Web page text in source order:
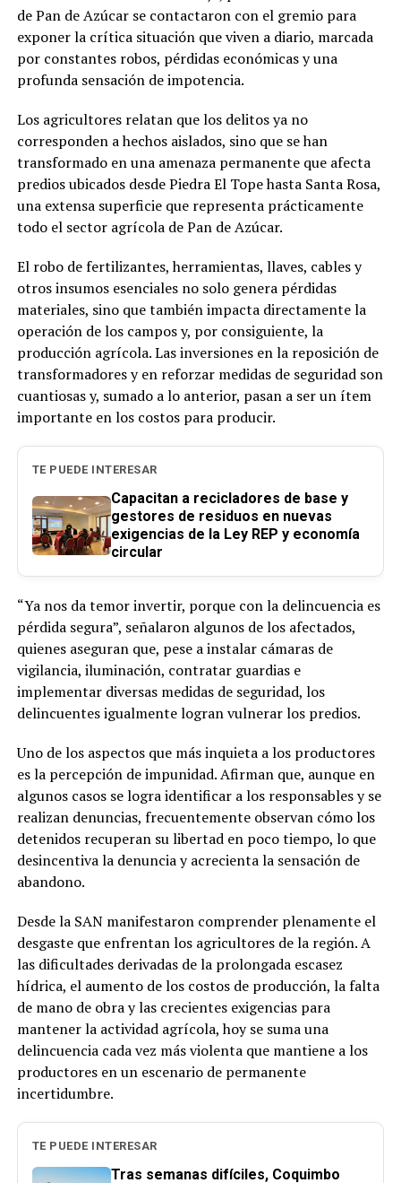
de Pan de Azúcar se contactaron con el gremio para
exponer la crítica situación que viven a diario, marcada
por constantes robos, pérdidas económicas y una
profunda sensación de impotencia.
Los agricultores relatan que los delitos ya no
corresponden a hechos aislados, sino que se han
transformado en una amenaza permanente que afecta
predios ubicados desde Piedra El Tope hasta Santa Rosa,
una extensa superficie que representa prácticamente
todo el sector agrícola de Pan de Azúcar.
El robo de fertilizantes, herramientas, llaves, cables y
otros insumos esenciales no solo genera pérdidas
materiales, sino que también impacta directamente la
operación de los campos y, por consiguiente, la
producción agrícola. Las inversiones en la reposición de
transformadores y en reforzar medidas de seguridad son
cuantiosas y, sumado a lo anterior, pasan a ser un ítem
importante en los costos para producir.
TE PUEDE INTERESAR
Capacitan a recicladores de base y
gestores de residuos en nuevas
exigencias de la Ley REP y economía
circular
“Ya nos da temor invertir, porque con la delincuencia es
pérdida segura”, señalaron algunos de los afectados,
quienes aseguran que, pese a instalar cámaras de
vigilancia, iluminación, contratar guardias e
implementar diversas medidas de seguridad, los
delincuentes igualmente logran vulnerar los predios.
Uno de los aspectos que más inquieta a los productores
es la percepción de impunidad. Afirman que, aunque en
algunos casos se logra identificar a los responsables y se
realizan denuncias, frecuentemente observan cómo los
detenidos recuperan su libertad en poco tiempo, lo que
desincentiva la denuncia y acrecienta la sensación de
abandono.
Desde la SAN manifestaron comprender plenamente el
desgaste que enfrentan los agricultores de la región. A
las dificultades derivadas de la prolongada escasez
hídrica, el aumento de los costos de producción, la falta
de mano de obra y las crecientes exigencias para
mantener la actividad agrícola, hoy se suma una
delincuencia cada vez más violenta que mantiene a los
productores en un escenario de permanente
incertidumbre.
TE PUEDE INTERESAR
Tras semanas difíciles, Coquimbo